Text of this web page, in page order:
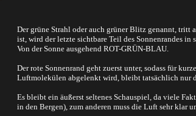
Der grüne Strahl oder auch grüner Blitz genannt, tritt
ist, wird der letzte sichtbare Teil des Sonnenrandes in
Von der Sonne ausgehend ROT-GRÜN-BLAU.
Der rote Sonnenrand geht zuerst unter, sodass für
Luftmolekülen abgelenkt wird, bleibt tatsächlich nur
Es bleibt ein äußerst seltenes Schauspiel, da viele
in den Bergen), zum anderen muss die Luft sehr klar